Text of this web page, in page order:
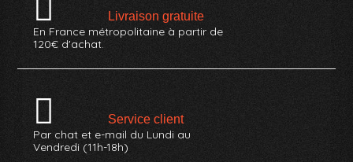
Livraison gratuite
En France métropolitaine à partir de
120€ d'achat.
Service client
Par chat et e-mail du Lundi au
Vendredi (11h-18h)